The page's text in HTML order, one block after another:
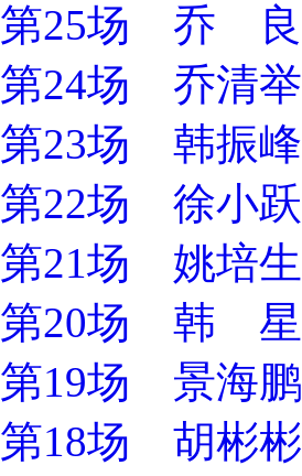
第25场 乔 良
第24场 乔清举
第23场 韩振峰
第22场 徐小跃
第21场 姚培生
第20场 韩 星
第19场 景海鹏
第18场 胡彬彬